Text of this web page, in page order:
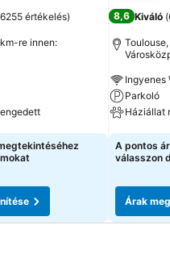
6255 értékelés)
re innen:
8,6 Kiváló (
Ingyenes
Parkoló
Háziállat
Árak
A pontos
válasszon
Árak